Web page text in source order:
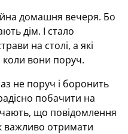
домашня вечеря. Бо
дім. І стало
на столі, а які
коли вони поруч.
не поруч і боронить
побачити на
що повідомлення
важливо отримати